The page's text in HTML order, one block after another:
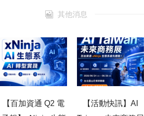
其他消息
【百加資通 Q2 電
【活動快訊】AI